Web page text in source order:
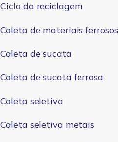
Ciclo da reciclagem
Coleta de materiais ferrosos
Coleta de sucata
Coleta de sucata ferrosa
Coleta seletiva
Coleta seletiva metais